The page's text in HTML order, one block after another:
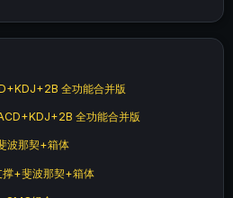
全功能合并版
全功能合并版
波那契+箱体
撑+斐波那契+箱体